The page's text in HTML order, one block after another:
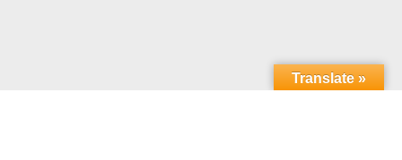
Translate »